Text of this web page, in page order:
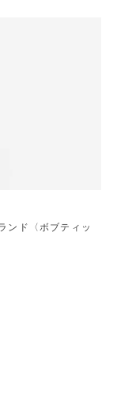
ンド〈ボブティッ